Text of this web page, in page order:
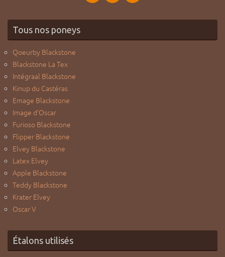
Tous nos poneys
Qoeurby Blackstone
Blackstone La Tex
Intégraal Blackstone
Kinup du Castéras
Emage Blackstone
Image d’Oscar
Furioso Blackstone
Flipper Blackstone
Elvey Blackstone
Latex Elvey
Apple Blackstone
Teddy Blackstone
Krater Elvey
Oscar V
Étalons utilisés